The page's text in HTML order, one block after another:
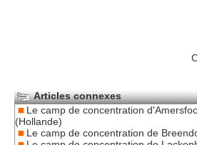
Articles connexes
Le camp de concentration
(Hollande)
Le camp de concentration de